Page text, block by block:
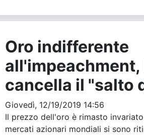
Oro indifferente
cancella il "salto
Giovedì, 12/19/2019 14:56
Il prezzo dell'oro è rimasto
mercati azionari mondiali si sono